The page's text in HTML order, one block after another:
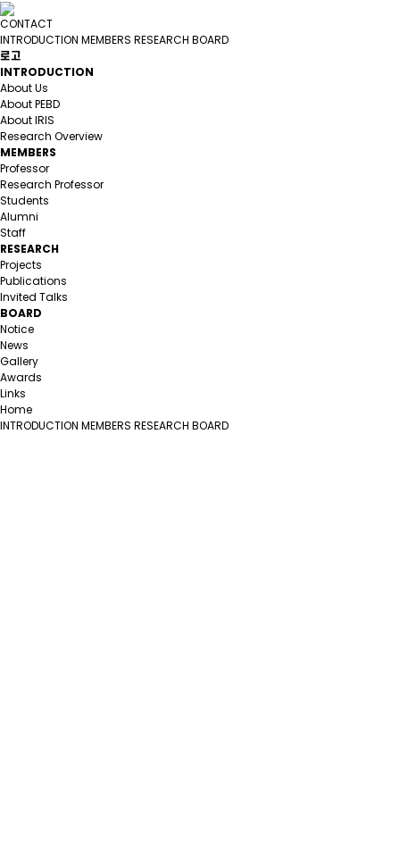
CONTACT
INTRODUCTION MEMBERS RESEARCH BOARD
로고
INTRODUCTION
About Us
About PEBD
About IRIS
Research Overview
MEMBERS
Professor
Research Professor
Students
Alumni
Staff
RESEARCH
Projects
Publications
Invited Talks
BOARD
Notice
News
Gallery
Awards
Links
Home
INTRODUCTION MEMBERS RESEARCH BOARD